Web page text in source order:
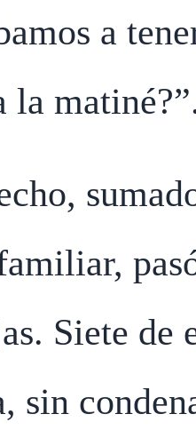
a
la
Siete de
sin